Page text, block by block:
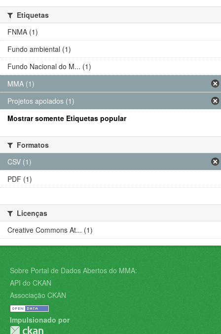
Etiquetas
FNMA (1)
Fundo ambiental (1)
Fundo Nacional do M... (1)
MMA (1)
Projetos apoiados (1)
Mostrar somente Etiquetas popular
Formatos
CSV (1)
PDF (1)
Licenças
Creative Commons At... (1)
Sobre Portal de Dados Abertos do MMA:
API do CKAN
Associação CKAN
Impulsionado por